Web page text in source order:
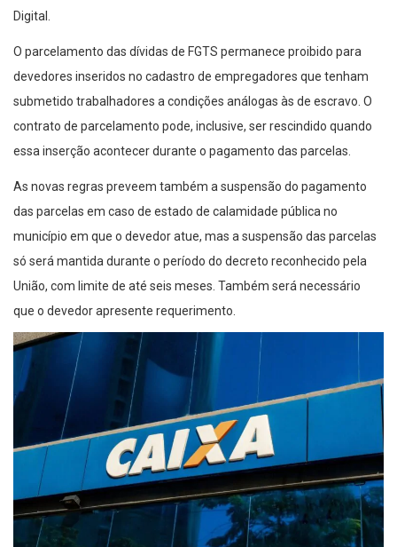
Digital.
O parcelamento das dívidas de FGTS permanece proibido para
devedores inseridos no cadastro de empregadores que tenham
submetido trabalhadores a condições análogas às de escravo. O
contrato de parcelamento pode, inclusive, ser rescindido quando
essa inserção acontecer durante o pagamento das parcelas.
As novas regras preveem também a suspensão do pagamento
das parcelas em caso de estado de calamidade pública no
município em que o devedor atue, mas a suspensão das parcelas
só será mantida durante o período do decreto reconhecido pela
União, com limite de até seis meses. Também será necessário
que o devedor apresente requerimento.